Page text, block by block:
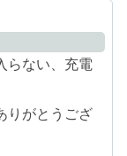
らない、充電
りがとうござ